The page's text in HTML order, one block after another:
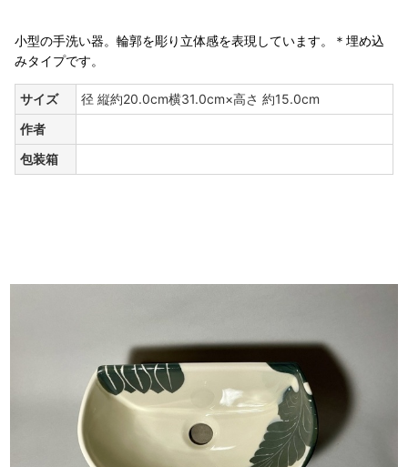
小型の手洗い器。輪郭を彫り立体感を表現しています。＊埋め込
みタイプです。
サイズ
径 縦約20.0cm横31.0cm×高さ 約15.0cm
作者
包装箱